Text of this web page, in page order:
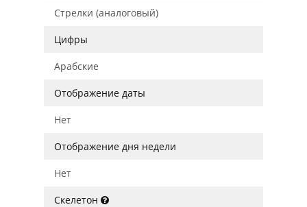
Стрелки (аналоговый)
Цифры
Арабские
Отображение даты
Нет
Отображение дня недели
Нет
Скелетон